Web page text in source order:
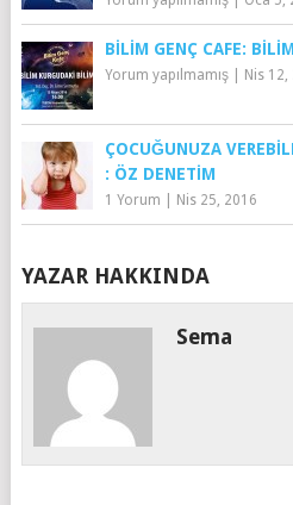
BILIM GENÇ CAFE:
Yorum yapılmamış| Nis 12,
ÇOCUĞUNUZA
: ÖZ DENETIM
1 Yorum Nis 25, 2016
YAZAR HAKKINDA
Sema